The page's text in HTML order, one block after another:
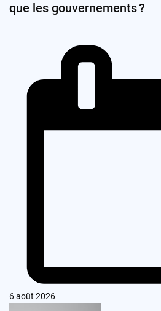
que les gouvernements ?
6 août 2026